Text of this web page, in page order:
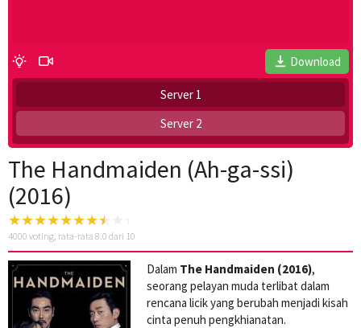
Download
Server 1
Server 2
The Handmaiden (Ah-ga-ssi)
(2016)
4000 voting, rata-rata 8.0 dari 10
Dalam The Handmaiden (2016),
seorang pelayan muda terlibat dalam
rencana licik yang berubah menjadi kisah
cinta penuh pengkhianatan.